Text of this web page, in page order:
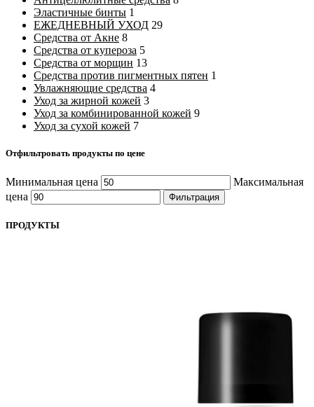
Эластичные бинты 1
ЕЖЕДНЕВНЫЙ УХОД 29
Средства от Акне 8
Средства от купероза 5
Средства от морщин 13
Средства против пигментных пятен 1
Увлажняющие средства 4
Уход за жирной кожей 3
Уход за комбинированной кожей 9
Уход за сухой кожей 7
Отфильтровать продукты по цене
Минимальная цена
Максимальная
цена
Фильтрация
ПРОДУКТЫ